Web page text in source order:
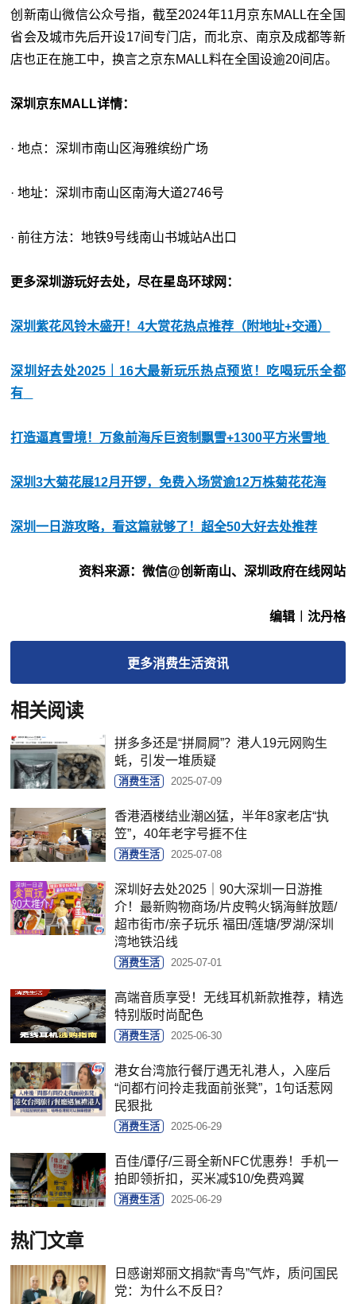
创新南山微信公众号指，截至2024年11月京东MALL在全国
省会及城市先后开设17间专门店，而北京、南京及成都等新
店也正在施工中，换言之京东MALL料在全国设逾20间店。
深圳京东MALL详情：
· 地点：深圳市南山区海雅缤纷广场
· 地址：深圳市南山区南海大道2746号
· 前往方法：地铁9号线南山书城站A出口
更多深圳游玩好去处，尽在星岛环球网：
深圳紫花风铃木盛开！4大赏花热点推荐（附地址+交通）
深圳好去处2025｜16大最新玩乐热点预览！吃喝玩乐全都
有
打造逼真雪境！万象前海斥巨资制飘雪+1300平方米雪地
深圳3大菊花展12月开锣，免费入场赏逾12万株菊花花海
深圳一日游攻略，看这篇就够了！超全50大好去处推荐
资料来源：微信@创新南山、深圳政府在线网站
编辑︱沈丹格
更多消费生活资讯
相关阅读
拼多多还是“拼屙屙”？港人19元网购生
蚝，引发一堆质疑
消费生活 2025-07-09
香港酒楼结业潮凶猛，半年8家老店“执
笠”，40年老字号捱不住
消费生活 2025-07-08
深圳好去处2025｜90大深圳一日游推
介！最新购物商场/片皮鸭火锅海鲜放题/
超市街市/亲子玩乐 福田/莲塘/罗湖/深圳
湾地铁沿线
消费生活 2025-07-01
高端音质享受！无线耳机新款推荐，精选
特别版时尚配色
消费生活 2025-06-30
港女台湾旅行餐厅遇无礼港人，入座后
“问都冇问拎走我面前张凳”，1句话惹网
民狠批
消费生活 2025-06-29
百佳/谭仔/三哥全新NFC优惠券！手机一
拍即领折扣，买米减$10/免费鸡翼
消费生活 2025-06-29
热门文章
日感谢郑丽文捐款“青鸟”气炸，质问国民
党：为什么不反日？